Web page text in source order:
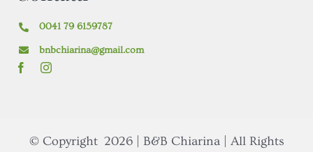
0041 79 6159787
bnbchiarina@gmail.com
© Copyright 2026 | B&B Chiarina | All Rights